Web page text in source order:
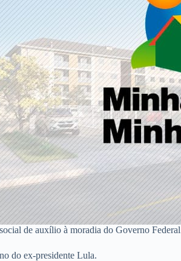
de auxílio à moradia do Governo
do ex-presidente Lula.